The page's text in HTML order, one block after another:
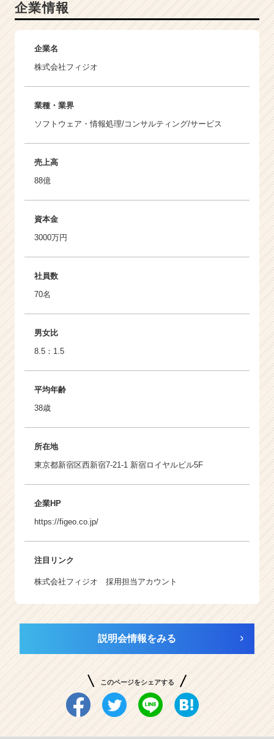
企業情報
企業名
株式会社フィジオ
業種・業界
ソフトウェア・情報処理/コンサルティング/サービス
売上高
88億
資本金
3000万円
社員数
70名
男女比
8.5：1.5
平均年齢
38歳
所在地
東京都新宿区西新宿7-21-1 新宿ロイヤルビル5F
企業HP
https://figeo.co.jp/
注目リンク
株式会社フィジオ 採用担当アカウント
説明会情報をみる
このページをシェアする